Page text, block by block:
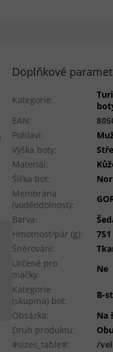
Doplňkové
Kategorie:
EAN:
Pohlaví:
Výška boty:
Materiál:
Šířka bot:
Membrána
(voděodolnost):
Barva:
Hmotnost/pár (g):
Šněrování:
Určené pro
mačky:
Ne
Kategorie
(skupina) bot:
B-
Obsázka:
Na
Druh produktu:
#sizes_table#:
/